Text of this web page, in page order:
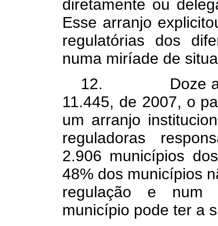
diretamente ou
Esse arranjo
regulatórias dos
numa miríade de
12. Doze anos
11.445, de 2007, o
um arranjo
reguladoras
2.906 municípios
48% dos municípios
regulação e num
município pode ter a